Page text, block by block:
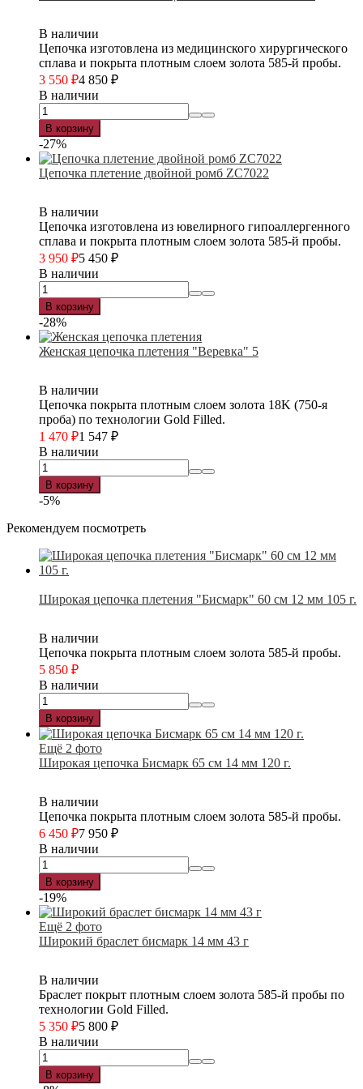
В наличии
Цепочка изготовлена из медицинского хирургического
сплава и покрыта плотным слоем золота 585-й пробы.
3 550 ₽4 850 ₽
В наличии
В корзину
-27%
Цепочка плетение двойной ромб ZC7022
В наличии
Цепочка изготовлена из ювелирного гипоаллергенного
сплава и покрыта плотным слоем золота 585-й пробы.
3 950 ₽5 450 ₽
В наличии
В корзину
-28%
Женская цепочка плетения "Веревка" 5
В наличии
Цепочка покрыта плотным слоем золота 18K (750-я
проба) по технологии Gold Filled.
1 470 ₽1 547 ₽
В наличии
В корзину
-5%
Рекомендуем посмотреть
Широкая цепочка плетения "Бисмарк" 60 см 12 мм 105 г.
В наличии
Цепочка покрыта плотным слоем золота 585-й пробы.
5 850 ₽
В наличии
В корзину
Ещё 2 фото
Широкая цепочка Бисмарк 65 см 14 мм 120 г.
В наличии
Цепочка покрыта плотным слоем золота 585-й пробы.
6 450 ₽7 950 ₽
В наличии
В корзину
-19%
Ещё 2 фото
Широкий браслет бисмарк 14 мм 43 г
В наличии
Браслет покрыт плотным слоем золота 585-й пробы по
технологии Gold Filled.
5 350 ₽5 800 ₽
В наличии
В корзину